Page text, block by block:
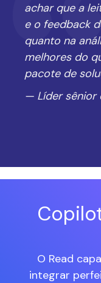
achar que a
e o feedback
quanto na
melhores do
pacote de
— Líder sênior
O Read
integrar